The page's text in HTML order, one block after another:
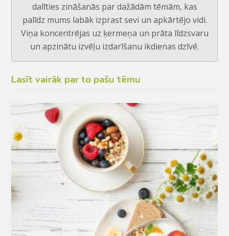
dalīties zināšanās par dažādām tēmām, kas
palīdz mums labāk izprast sevi un apkārtējo vidi.
Viņa koncentrējas uz ķermeņa un prāta līdzsvaru
un apzinātu izvēļu izdarīšanu ikdienas dzīvē.
Lasīt vairāk par to pašu tēmu